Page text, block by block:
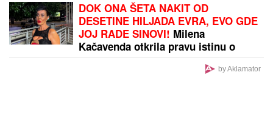
DOK ONA ŠETA NAKIT OD
DESETINE HILJADA EVRA, EVO GDE
JOJ RADE SINOVI! Milena
Kačavenda otkrila pravu istinu o
by Aklamator